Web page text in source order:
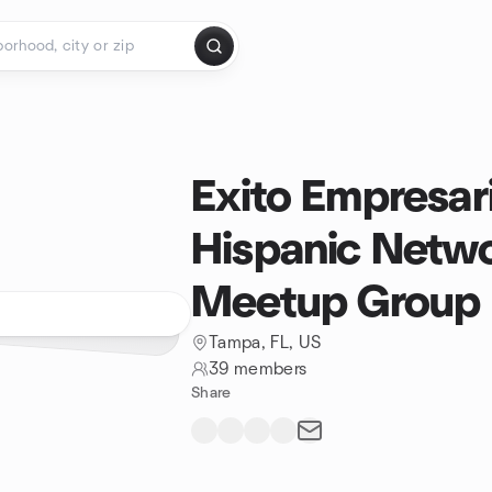
Exito
Hispanic
Meetup Group
Tampa, FL, US
39 members
Share